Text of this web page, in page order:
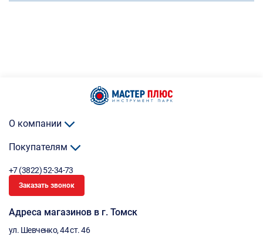
О компании
Покупателям
+7 (3822) 52-34-73
Заказать звонок
Адреса магазинов в г. Томск
ул. Шевченко, 44 ст. 46